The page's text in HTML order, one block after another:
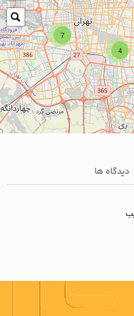
7
4
دیدگاه ها